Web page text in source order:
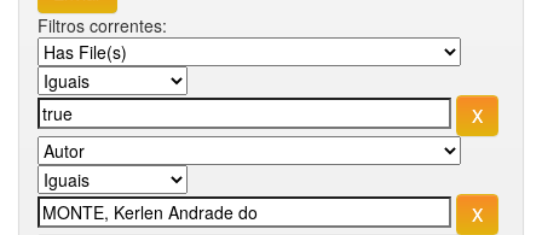
Filtros correntes: